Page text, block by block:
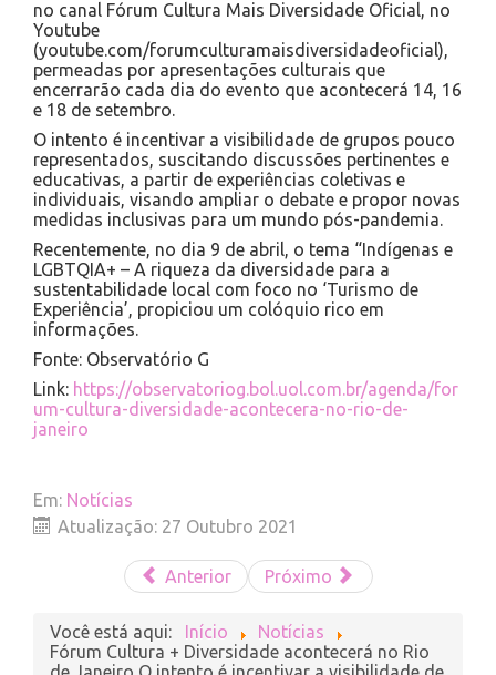
no canal Fórum Cultura Mais Diversidade Oficial, no
Youtube
(youtube.com/forumculturamaisdiversidadeoficial),
permeadas por apresentações culturais que
encerrarão cada dia do evento que acontecerá 14, 16
e 18 de setembro.
O intento é incentivar a visibilidade de grupos pouco
representados, suscitando discussões pertinentes e
educativas, a partir de experiências coletivas e
individuais, visando ampliar o debate e propor novas
medidas inclusivas para um mundo pós-pandemia.
Recentemente, no dia 9 de abril, o tema “Indígenas e
LGBTQIA+ – A riqueza da diversidade para a
sustentabilidade local com foco no ‘Turismo de
Experiência’, propiciou um colóquio rico em
informações.
Fonte: Observatório G
Link: https://observatoriog.bol.uol.com.br/agenda/for
um-cultura-diversidade-acontecera-no-rio-de-
janeiro
Em: Notícias
Atualização: 27 Outubro 2021
Anterior Próximo
Você está aqui: Início
Notícias
Fórum Cultura + Diversidade acontecerá no Rio